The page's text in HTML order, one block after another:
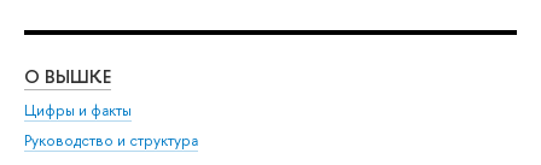
О ВЫШКЕ
Цифры и факты
Руководство и структура